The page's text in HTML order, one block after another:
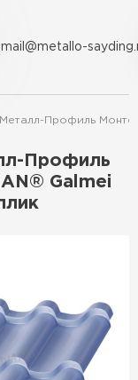
mail@metallo-
Профиль
Профиль
Galmei
Контакты